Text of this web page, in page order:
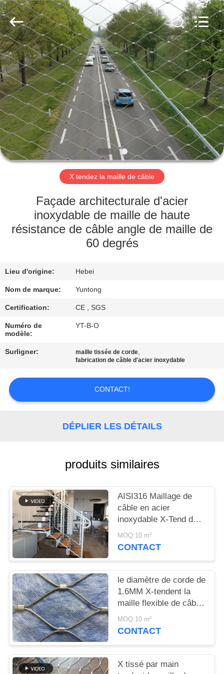
MAISON
PRODUITS
AU
SUJET
DE
NOUS
VISITE
D'USINE
QUALITÉ
CONTACTEZ-
NOUS
NOUVELLES
DEMANDEZ
UNE
CITATION
SITE
POLITIQUE
DE
CONFIDENTIALITÉ
Anping
Yuntong
Metal
Wire
Mesh
Co.,Ltd.
All
Rights
Reserved.
X tendez la maille de câble
Façade architecturale d'acier
inoxydable de maille de haute
résistance de câble angle de maille de
60 degrés
Lieu d'origine: Hebei
Nom de marque: Yuntong
Certification: CE , SGS
Numéro de
modèle:
YT-B-O
Surligner: maille tissée de corde,
fabrication de câble d'acier inoxydable
CONTACT!
DÉPLIER LES DÉTAILS
produits similaires
AISI316 Maillage de
câble en acier
inoxydable X-Tend de
1,2 mm à 3,2 mm
MOQ:10 m²
CONTACT
le diamètre de corde de
1.6MM X-tendent la
maille flexible de câble
d'acier inoxydable pour
le mur vert
MOQ:10 m²
CONTACT
X tissé par main